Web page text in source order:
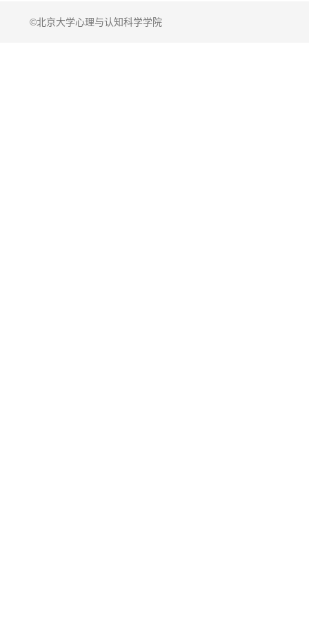
©北京大学心理与认知科学学院